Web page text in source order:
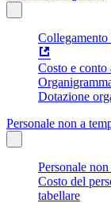
Costo e conto
Dotazione
Personale non a
Personale
Costo del
tabellare